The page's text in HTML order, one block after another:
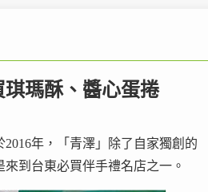
瑪酥、醬心蛋捲
2016年，「青澤」除了自家獨創的
到台東必買伴手禮名店之一。